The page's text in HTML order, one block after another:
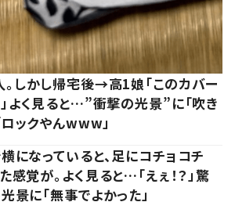
しかし帰宅後→高1娘「このカバー
よく見ると…”衝撃の光景”に「吹き
ックやんwww」
になっていると、足にコチョコチ
感覚が。よく見ると…「えぇ！？」驚
景に「無事でよかった」